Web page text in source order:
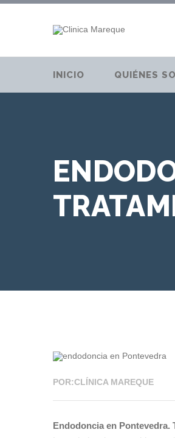
INICIO QUIÉNES
POR:CLÍNICA MAREQUE
Endodoncia en Pontevedra.